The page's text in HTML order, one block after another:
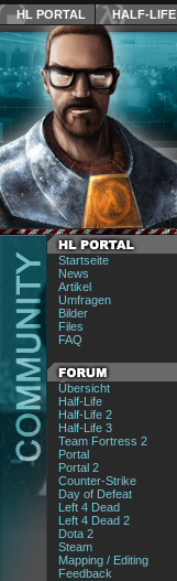
HL PORTAL HALF-LIFE
Startseite
News
Artikel
Umfragen
Bilder
Files
FAQ
Übersicht
Half-Life
Half-Life 2
Half-Life 3
Team Fortress 2
Portal
Portal 2
Counter-Strike
Day of Defeat
Left 4 Dead
Left 4 Dead 2
Dota 2
Steam
Mapping / Editing
Feedback